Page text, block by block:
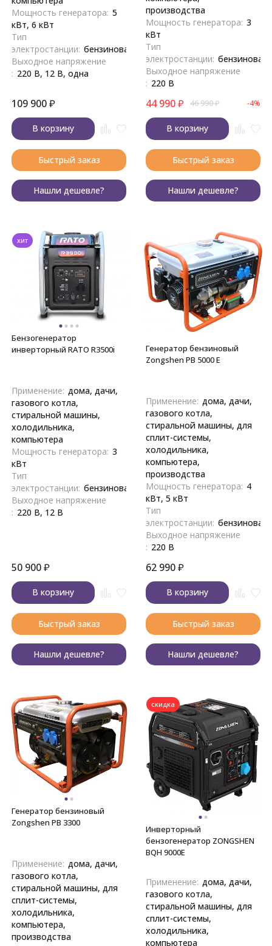
Мощность генератора: 5
кВт, 6 кВт
Тип
электростанции: бензиновая
Выходное напряжение
: 220 В, 12 В, одна
109 900₽
В корзину
Быстрый заказ
Нашли дешевле?
производства
Мощность генератора: 3
кВт
Тип
электростанции: бензиновая
Выходное напряжение
: 220 В
44 990₽ 46 990₽ -4%
В корзину
Быстрый заказ
Нашли дешевле?
хит
Бензогенератор
инверторный RATO R3500i
Применение: дома, дачи,
газового котла,
стиральной машины,
холодильника,
компьютера
Мощность генератора: 3
кВт
Тип
электростанции: бензиновая
Выходное напряжение
: 220 В, 12 В
50 900₽
В корзину
Быстрый заказ
Нашли дешевле?
Генератор бензиновый
Zongshen PB 5000 E
Применение: дома, дачи,
газового котла,
стиральной машины, для
сплит-системы,
холодильника,
компьютера,
производства
Мощность генератора: 4
кВт, 5 кВт
Тип
электростанции: бензиновая
Выходное напряжение
: 220 В
62 990₽
В корзину
Быстрый заказ
Нашли дешевле?
Генератор бензиновый
Zongshen PB 3300
Применение: дома, дачи,
газового котла,
стиральной машины, для
сплит-системы,
холодильника,
компьютера,
производства
скидка
Инверторный
бензогенератор ZONGSHEN
BQH 9000E
Применение: дома, дачи,
газового котла,
стиральной машины, для
сплит-системы,
холодильника,
компьютера